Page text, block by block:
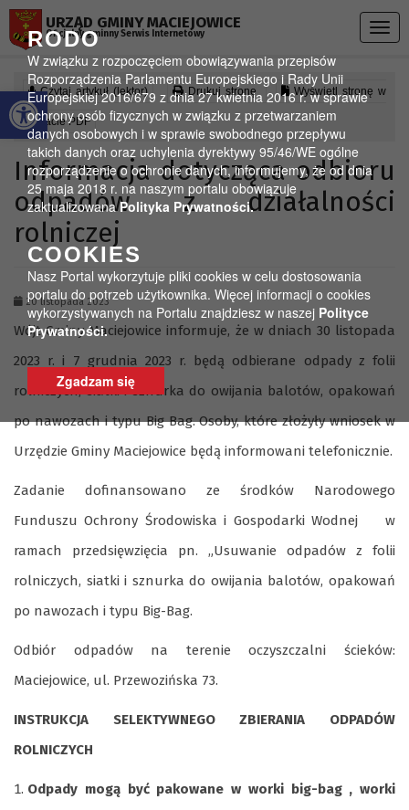
Otwórz pasek narzędzi
RODO
W związku z rozpoczęciem obowiązywania przepisów
Rozporządzenia Parlamentu Europejskiego i Rady Unii
Europejskiej 2016/679 z dnia 27 kwietnia 2016 r. w sprawie
ochrony osób fizycznych w związku z przetwarzaniem
danych osobowych i w sprawie swobodnego przepływu
takich danych oraz uchylenia dyrektywy 95/46/WE ogólne
rozporządzenie o ochronie danych, informujemy, że od dnia
25 maja 2018 r. na naszym portalu obowiązuje
zaktualizowanaPolityka Prywatności.
COOKIES
Nasz Portal wykorzytuje pliki cookies w celu dostosowania
portalu do potrzeb użytkownika. Więcej informacji o cookies
wykorzystywanych na Portalu znajdziesz w naszej Polityce
Prywatności.
Zgadzam się
URZĄD GMINY MACIEJOWICE
Oficjalny gminny Serwis Internetowy
Czytaj artykuł (lektor) Drukuj stronę Wyświetl stronę w
formacie PDF
Informacja dotycząca odbioru
odpadów z działalności
rolniczej
20 listopada 2023
Wójt Gminy Maciejowice informuje, że w dniach 30 listopada
2023 r. i 7 grudnia 2023 r. będą odbierane odpady z folii
rolniczych, siatki i sznurka do owijania balotów, opakowań
po nawozach i typu Big Bag. Osoby, które złożyły wniosek w
Urzędzie Gminy Maciejowice będą informowani telefonicznie.
Zadanie dofinansowano ze środków Narodowego
Funduszu Ochrony Środowiska i Gospodarki Wodnej w
ramach przedsięwzięcia pn. „Usuwanie odpadów z folii
rolniczych, siatki i sznurka do owijania balotów, opakowań
po nawozach i typu Big-Bag.
Odbiór odpadów na terenie oczyszczalni ścieków:
Maciejowice, ul. Przewozińska 73.
INSTRUKCJA SELEKTYWNEGO ZBIERANIA ODPADÓW
ROLNICZYCH
Odpady mogą być pakowane w worki big-bag , worki